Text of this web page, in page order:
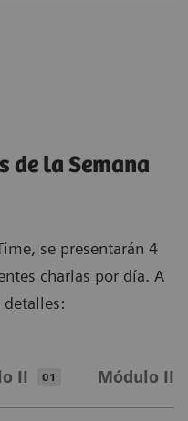
de la Semana
se presentarán 4
charlas por día. A
II 01 Módulo III